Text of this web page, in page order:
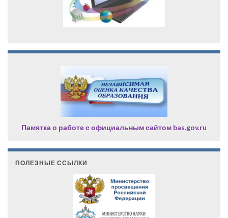
Памятка о работе с официальным сайтом bas.gov.ru
ПОЛЕЗНЫЕ ССЫЛКИ